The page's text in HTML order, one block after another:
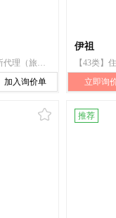
【43类】茶馆;住所代理（旅馆、供膳寄宿处）;餐厅;外卖餐馆;自助餐馆;酒吧服务;咖啡馆;餐馆;快餐馆;饭店
加入询价单
伊祖
立即询
推荐